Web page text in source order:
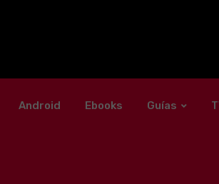
Android Ebooks Guías